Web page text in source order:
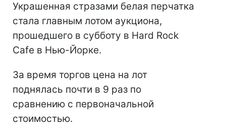
Украшенная стразами белая перчатка
стала главным лотом аукциона,
прошедшего в субботу в Hard Rock
Cafe в Нью-Йорке.
За время торгов цена на лот
поднялась почти в 9 раз по
сравнению с первоначальной
стоимостью.